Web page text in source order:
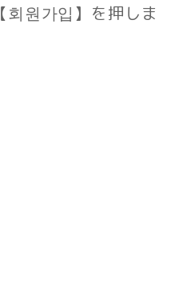
【회원가입】 を押しま